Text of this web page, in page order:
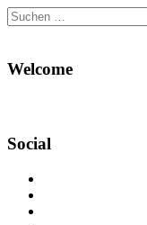
Suchen
nach:
Welcome
Social